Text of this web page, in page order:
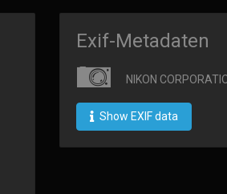
Exif-Metadaten
NIKON
Show EXIF data